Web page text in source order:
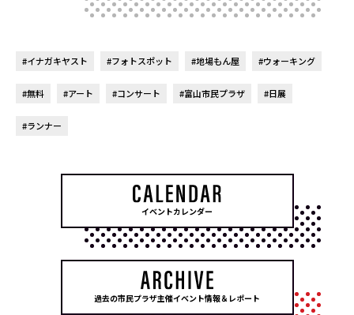
#イナガキヤスト #フォトスポット #地場もん屋 #ウォーキング
#無料 #アート #コンサート #富山市民プラザ #日展
#ランナー
イベントカレンダー
過去の市民プラザ主催イベント情報＆レポート